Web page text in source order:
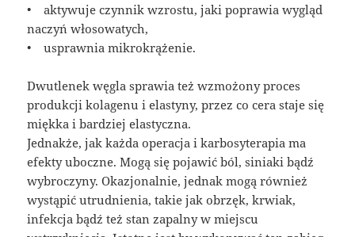
• aktywuje czynnik wzrostu, jaki poprawia wygląd
naczyń włosowatych,
• usprawnia mikrokrążenie.
Dwutlenek węgla sprawia też wzmożony proces
produkcji kolagenu i elastyny, przez co cera staje się
miękka i bardziej elastyczna.
Jednakże, jak każda operacja i karbosyterapia ma
efekty uboczne. Mogą się pojawić ból, siniaki bądź
wybroczyny. Okazjonalnie, jednak mogą również
wystąpić utrudnienia, takie jak obrzęk, krwiak,
infekcja bądź też stan zapalny w miejscu